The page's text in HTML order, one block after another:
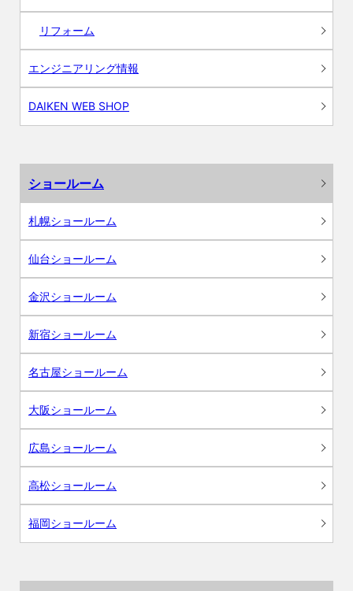
リフォーム
エンジニアリング情報
DAIKEN WEB SHOP
ショールーム
札幌ショールーム
仙台ショールーム
金沢ショールーム
新宿ショールーム
名古屋ショールーム
大阪ショールーム
広島ショールーム
高松ショールーム
福岡ショールーム